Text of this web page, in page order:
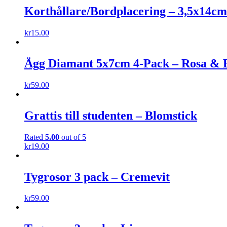
Korthållare/Bordplacering – 3,5x14cm
kr15.00
Ägg Diamant 5x7cm 4-Pack – Rosa &
kr59.00
Grattis till studenten – Blomstick
Rated 5.00 out of 5
kr19.00
Tygrosor 3 pack – Cremevit
kr59.00